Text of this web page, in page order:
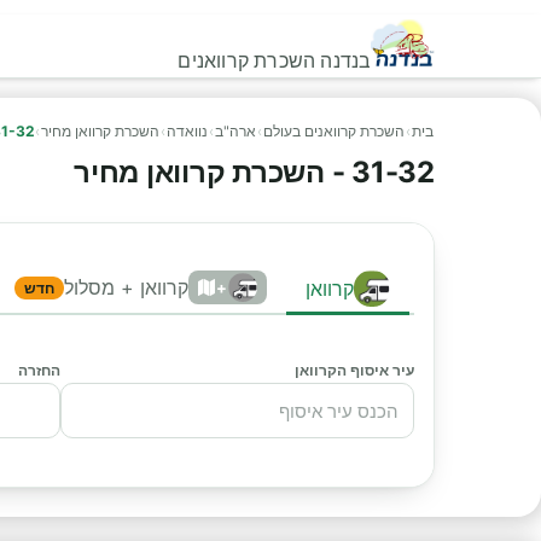
בנדנה השכרת קרוואנים
בית› השכרת קרוואנים בעולם › ארה"ב› נוואדה › השכרת קרוואן מחיר›31-32 - השכרת
31-32 - השכרת קרוואן מחיר
קרוואן + קרוואן + מסלול חדש
עיר איסוף הקרוואן החזרה